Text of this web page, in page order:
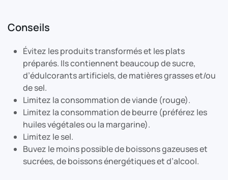
Conseils
Évitez les produits transformés et les plats
préparés. Ils contiennent beaucoup de sucre,
d’édulcorants artificiels, de matières grasses et/ou
de sel.
Limitez la consommation de viande (rouge).
Limitez la consommation de beurre (préférez les
huiles végétales ou la margarine).
Limitez le sel.
Buvez le moins possible de boissons gazeuses et
sucrées, de boissons énergétiques et d’alcool.